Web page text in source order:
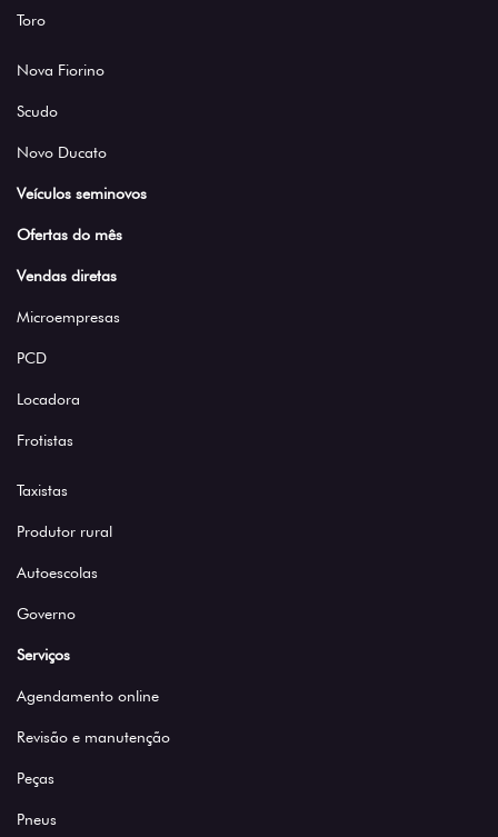
Toro
Nova Fiorino
Scudo
Novo Ducato
Veículos seminovos
Ofertas do mês
Vendas diretas
Microempresas
PCD
Locadora
Frotistas
Taxistas
Produtor rural
Autoescolas
Governo
Serviços
Agendamento online
Revisão e manutenção
Peças
Pneus